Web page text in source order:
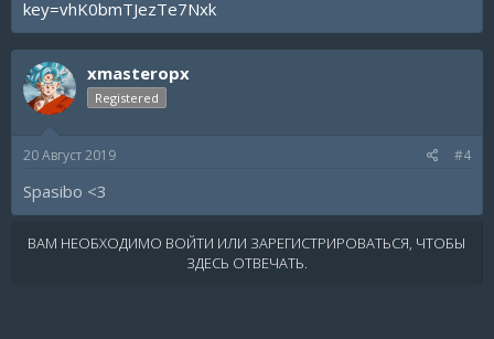
key=vhK0bmTJezTe7Nxk
xmasteropx
Registered
20 Август 2019 #4
Spasibo <3
ВАМ НЕОБХОДИМО ВОЙТИ ИЛИ ЗАРЕГИСТРИРОВАТЬСЯ, ЧТОБЫ
ЗДЕСЬ ОТВЕЧАТЬ.